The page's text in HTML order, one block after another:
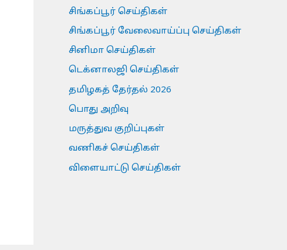
சிங்கப்பூர் செய்திகள்
சிங்கப்பூர் வேலைவாய்ப்பு செய்திகள்
சினிமா செய்திகள்
டெக்னாலஜி செய்திகள்
தமிழகத் தேர்தல் 2026
பொது அறிவு
மருத்துவ குறிப்புகள்
வணிகச் செய்திகள்
விளையாட்டு செய்திகள்